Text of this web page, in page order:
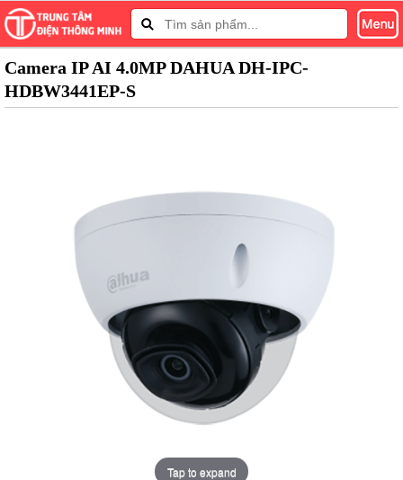
Camera IP AI 4.0MP DAHUA DH-IPC-
HDBW3441EP-S
Tap to expand
Tap to expand